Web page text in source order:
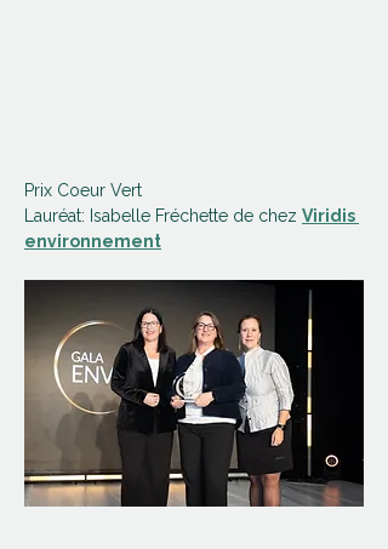
Prix Coeur Vert
Lauréat: Isabelle Fréchette de chez Viridis
environnement